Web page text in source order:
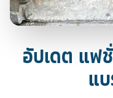
อัปเดต แฟ
แ